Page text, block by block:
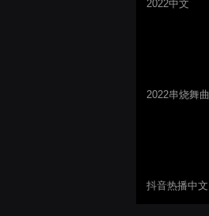
2022中文
2022串烧舞曲
抖音热播中文